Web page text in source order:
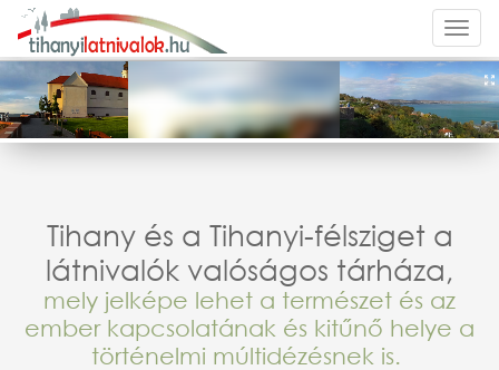
Tihany és a Tihanyi-félsziget a
látnivalók valóságos tárháza,
mely jelképe lehet a természet és az
ember kapcsolatának és kitűnő helye a
történelmi múltidézésnek is.